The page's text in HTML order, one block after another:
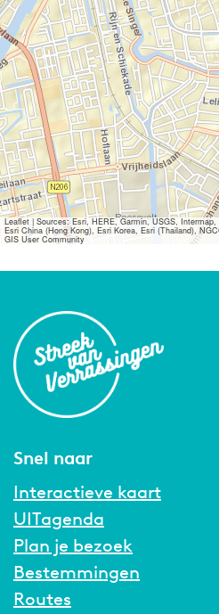
Leaflet|Sources: Esri, HERE, Garmin, USGS,
Esri China (Hong Kong), Esri Korea, Esri (Thailand),
GIS User Community
Snel naar
Interactieve kaart
UITagenda
Plan je bezoek
Bestemmingen
Routes